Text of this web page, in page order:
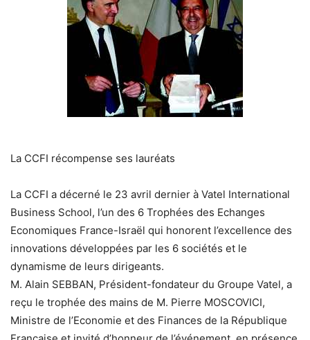
La CCFI récompense ses lauréats
La CCFI a décerné le 23 avril dernier à Vatel International
Business School, l’un des 6 Trophées des Echanges
Economiques France-Israël qui honorent l’excellence des
innovations développées par les 6 sociétés et le
dynamisme de leurs dirigeants.
M. Alain SEBBAN, Président-fondateur du Groupe Vatel, a
reçu le trophée des mains de M. Pierre MOSCOVICI,
Ministre de l’Economie et des Finances de la République